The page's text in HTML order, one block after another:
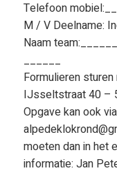
Telefoon
M / V Deelname:
Naam
______
Formulieren
IJsseltstraat 40 –
Opgave kan ook
moeten dan in het
informatie: Jan